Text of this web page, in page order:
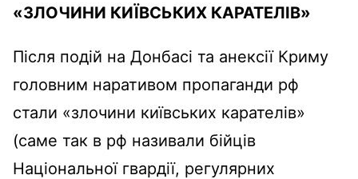
«ЗЛОЧИНИ КИЇВСЬКИХ КАРАТЕЛІВ»
Після подій на Донбасі та анексії Криму
головним наративом пропаганди рф
стали «злочини київських карателів»
(саме так в рф називали бійців
Національної гвардії, регулярних